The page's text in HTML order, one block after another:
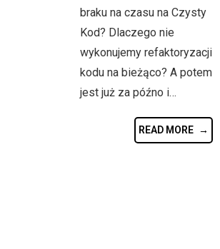
braku na czasu na Czysty
Kod? Dlaczego nie
wykonujemy refaktoryzacji
kodu na bieżąco? A potem
jest już za późno i…
READ MORE